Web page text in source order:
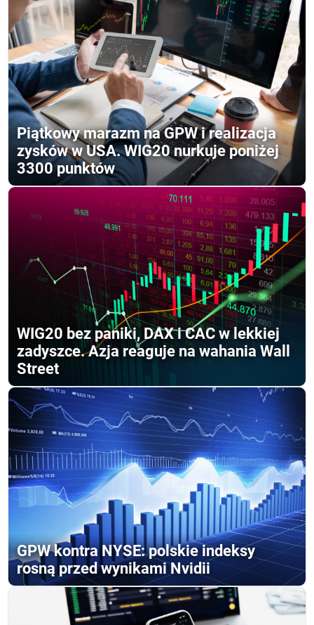
Piątkowy marazm na GPW i realizacja
zysków w USA. WIG20 nurkuje poniżej
3300 punktów
WIG20 bez paniki, DAX i CAC w lekkiej
zadyszce. Azja reaguje na wahania Wall
Street
GPW kontra NYSE: polskie indeksy
rosną przed wynikami Nvidii